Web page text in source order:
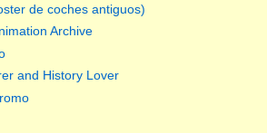
de coches antiguos)
Archive
and History Lover